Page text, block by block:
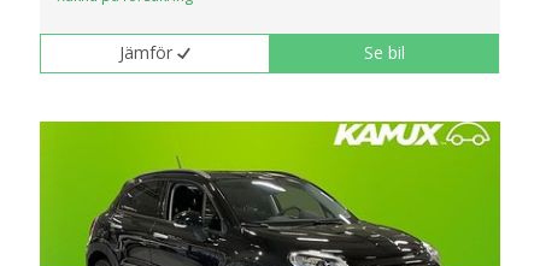
Jämför Se bil